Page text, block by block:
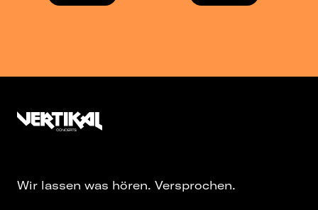
Wir lassen was hören. Versprochen.